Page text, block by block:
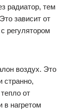
радиатор, тем
зависит от
регулятором
воздух. Это
странно,
от
в нагретом